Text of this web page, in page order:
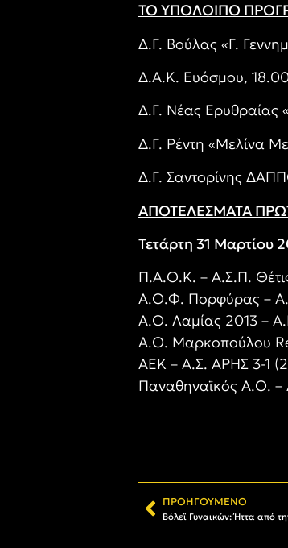
ΤΟ ΥΠΟΛΟΙΠΟ
Δ.Γ. Βούλας «Γ.
Δ.Α.Κ. Ευόσμου,
Δ.Γ. Νέας Ερυθραίας
Δ.Γ. Ρέντη «Μελίνα
Δ.Γ. Σαντορίνης
ΑΠΟΤΕΛΕΣΜΑΤΑ
Τετάρτη 31 Μαρτίου
Π.Α.Ο.Κ. – Α.Σ.Π.
Α.Ο.Φ. Πορφύρας –
Α.Ο. Λαμίας 2013 –
Α.Ο. Μαρκοπούλου
ΑΕΚ – Α.Σ. ΑΡΗΣ 3-1
Παναθηναϊκός Α.Ο. –
ΠΡΟΗΓΟΎΜΕΝΟ